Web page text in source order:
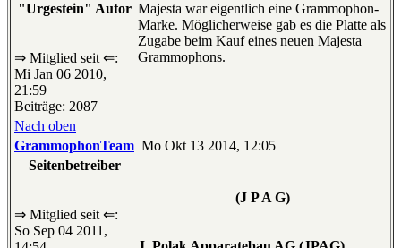
"Urgestein" Autor
⇒ Mitglied seit ⇐:
Mi Jan 06 2010,
21:59
Beiträge: 2087
Majesta war eigentlich eine Grammophon-
Marke. Möglicherweise gab es die Platte als
Zugabe beim Kauf eines neuen Majesta
Grammophons.
Nach oben
GrammophonTeam Mo Okt 13 2014, 12:05
Seitenbetreiber
⇒ Mitglied seit ⇐:
So Sep 04 2011,
(J P A G)